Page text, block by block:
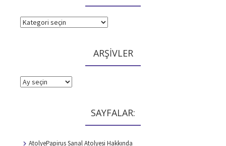
KATEGORİLER
ARŞİVLER
ARŞİVLER
SAYFALAR:
AtolyePapirus Sanal Atolyesi Hakkında